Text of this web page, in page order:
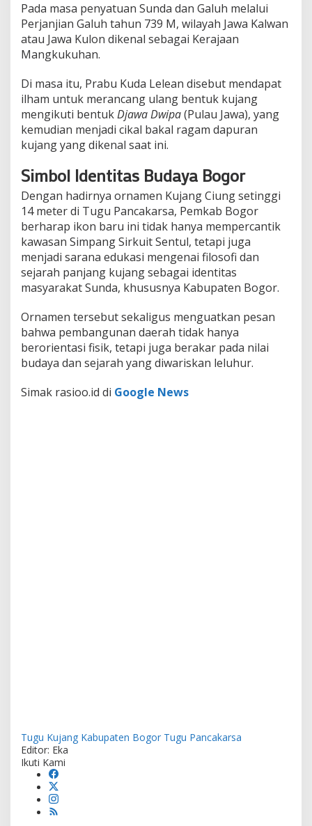
Pada masa penyatuan Sunda dan Galuh melalui
Perjanjian Galuh tahun 739 M, wilayah Jawa Kalwan
atau Jawa Kulon dikenal sebagai Kerajaan
Mangkukuhan.
Di masa itu, Prabu Kuda Lelean disebut mendapat
ilham untuk merancang ulang bentuk kujang
mengikuti bentukDjawa Dwipa(Pulau Jawa), yang
kemudian menjadi cikal bakal ragam dapuran
kujang yang dikenal saat ini.
Simbol Identitas Budaya Bogor
Dengan hadirnya ornamen Kujang Ciung setinggi
14 meter di Tugu Pancakarsa, Pemkab Bogor
berharap ikon baru ini tidak hanya mempercantik
kawasan Simpang Sirkuit Sentul, tetapi juga
menjadi sarana edukasi mengenai filosofi dan
sejarah panjang kujang sebagai identitas
masyarakat Sunda, khususnya Kabupaten Bogor.
Ornamen tersebut sekaligus menguatkan pesan
bahwa pembangunan daerah tidak hanya
berorientasi fisik, tetapi juga berakar pada nilai
budaya dan sejarah yang diwariskan leluhur.
Simak rasioo.id di Google News
Tugu Kujang Kabupaten Bogor Tugu Pancakarsa
Editor: Eka
Ikuti Kami